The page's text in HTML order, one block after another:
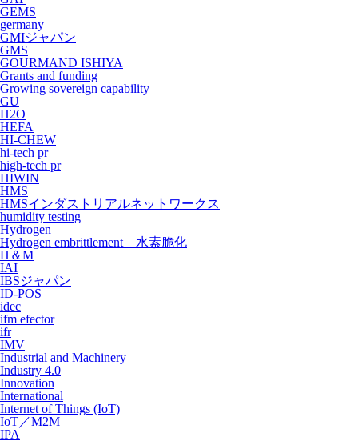
GEMS
germany
GMIジャパン
GMS
GOURMAND ISHIYA
Grants and funding
Growing sovereign capability
GU
H2O
HEFA
HI-CHEW
hi-tech pr
high-tech pr
HIWIN
HMS
HMSインダストリアルネットワークス
humidity testing
Hydrogen
Hydrogen embrittlement 水素脆化
H＆M
IAI
IBSジャパン
ID-POS
idec
ifm efector
ifr
IMV
Industrial and Machinery
Industry 4.0
Innovation
International
Internet of Things (IoT)
IoT／M2M
IPA